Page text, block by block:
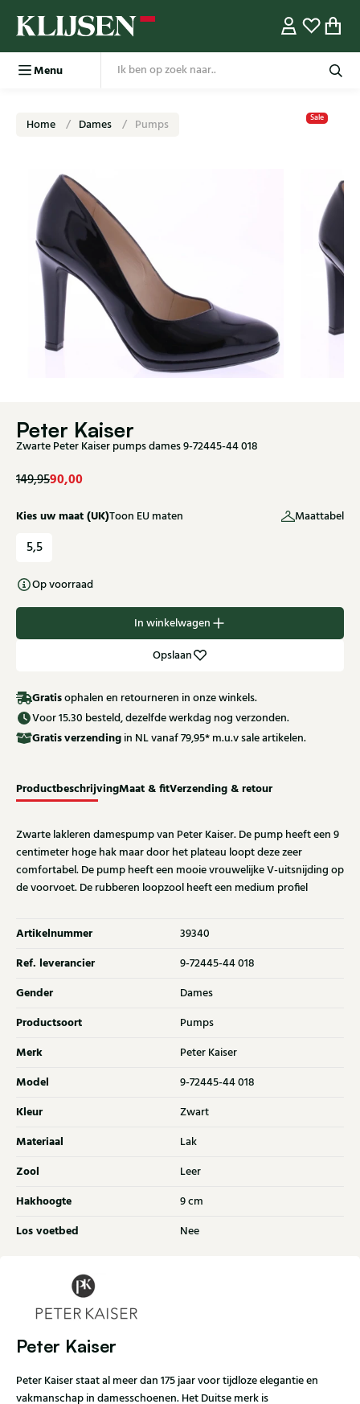
Menu
Home Dames Pumps Sale
Peter Kaiser
Zwarte Peter Kaiser pumps dames 9-72445-44 018
149,9590,00
Kies uw maat (UK)Toon EU maten Maattabel
5,5
Op voorraad
In winkelwagen
Opslaan
Gratisophalen en retourneren in onze winkels.
Voor 15.30 besteld, dezelfde werkdag nog verzonden.
Gratisverzending in NL vanaf 79,95* m.u.v sale artikelen.
ProductbeschrijvingMaat & fitVerzending & retour
Zwarte lakleren damespump van Peter Kaiser. De pump heeft een 9
centimeter hoge hak maar door het plateau loopt deze zeer
comfortabel. De pump heeft een mooie vrouwelijke V-uitsnijding op
de voorvoet. De rubberen loopzool heeft een medium profiel
Artikelnummer 39340
Ref. leverancier 9-72445-44 018
Gender Dames
Productsoort Pumps
Merk Peter Kaiser
Model 9-72445-44 018
Kleur Zwart
Materiaal Lak
Zool Leer
Hakhoogte 9 cm
Los voetbed Nee
Peter Kaiser
Peter Kaiser staat al meer dan 175 jaar voor tijdloze elegantie en
vakmanschap in damesschoenen. Het Duitse merk is